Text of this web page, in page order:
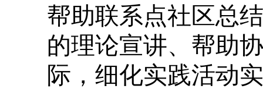
帮助联系点社区总
的理论宣讲、帮助
际，细化实践活动